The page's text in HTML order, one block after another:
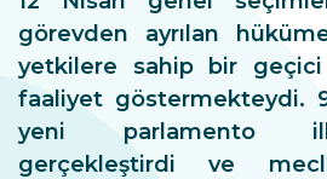
görevden ayrılan
yetkilere sahip bir
faaliyet göstermekteydi.
yeni parlamento
gerçekleştirdi ve